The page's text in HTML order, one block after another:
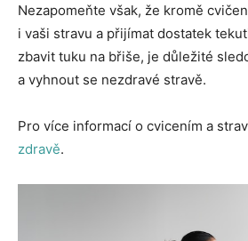
Nezapomeňte však, že kromě
i vaši stravu a přijímat dostatek
zbavit tuku na břiše, je důležité
a vyhnout se nezdravé stravě.
Pro více informací o cvicením a
zdravě.